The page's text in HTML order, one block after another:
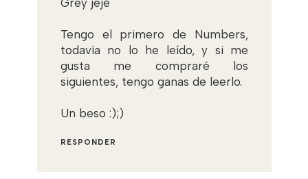
Grey jeje
Tengo el primero de Numbers,
todavía no lo he leído, y si me
gusta me compraré los
siguientes, tengo ganas de leerlo.
Un beso :);)
RESPONDER